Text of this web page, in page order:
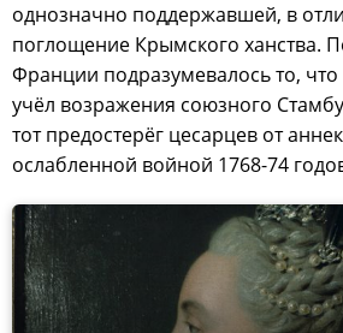
однозначно поддержавшей, в
поглощение Крымского ханства.
Франции подразумевалось то,
учёл возражения союзного
тот предостерёг цесарцев от
ослабленной войной 1768-74